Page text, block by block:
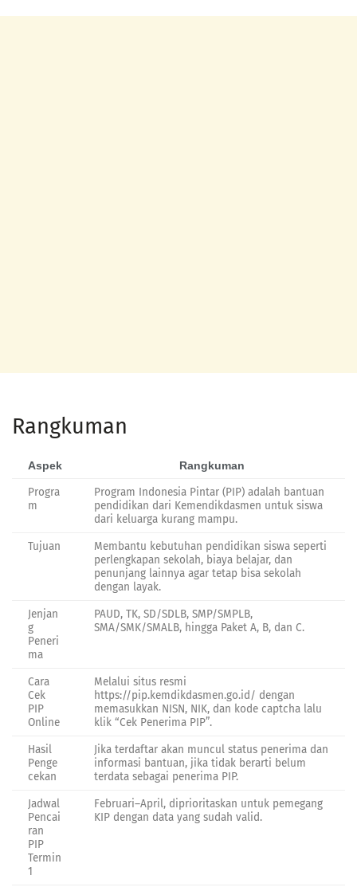
Rangkuman
Aspek Rangkuman
Progra
m
Program Indonesia Pintar (PIP) adalah bantuan
pendidikan dari Kemendikdasmen untuk siswa
dari keluarga kurang mampu.
Tujuan
Membantu kebutuhan pendidikan siswa seperti
perlengkapan sekolah, biaya belajar, dan
penunjang lainnya agar tetap bisa sekolah
dengan layak.
Jenjan
g
Peneri
ma
PAUD, TK, SD/SDLB, SMP/SMPLB,
SMA/SMK/SMALB, hingga Paket A, B, dan C.
Cara
Cek
PIP
Online
Melalui situs resmi
https://pip.kemdikdasmen.go.id/ dengan
memasukkan NISN, NIK, dan kode captcha lalu
klik “Cek Penerima PIP”.
Hasil
Penge
cekan
Jika terdaftar akan muncul status penerima dan
informasi bantuan, jika tidak berarti belum
terdata sebagai penerima PIP.
Jadwal
Pencai
ran
PIP
Termin
1
Februari–April, diprioritaskan untuk pemegang
KIP dengan data yang sudah valid.